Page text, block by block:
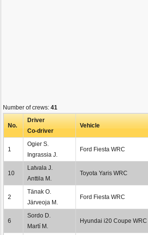
Number of crews: 41
No.
Driver
Co-driver
Vehicle
1
Ogier S.
Ingrassia J.
Ford Fiesta WRC
10
Latvala J.
Anttila M.
Toyota Yaris WRC
2
Tänak O.
Järveoja M.
Ford Fiesta WRC
6
Sordo D.
Martí M.
Hyundai i20 Coupe WRC